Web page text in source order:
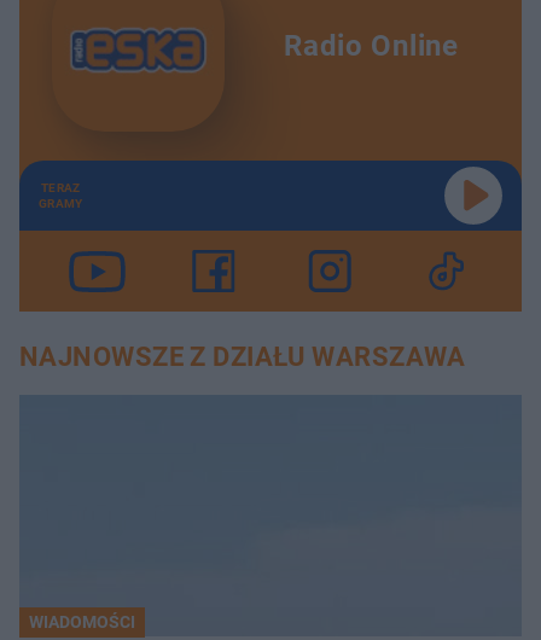
Radio Online
TERAZ
GRAMY
NAJNOWSZE Z DZIAŁU WARSZAWA
WIADOMOŚCI